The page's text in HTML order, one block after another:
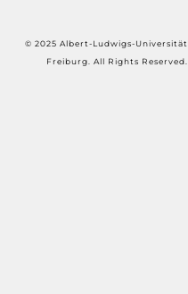
© 2025 Albert-Ludwigs-Universität
Freiburg. All Rights Reserved.